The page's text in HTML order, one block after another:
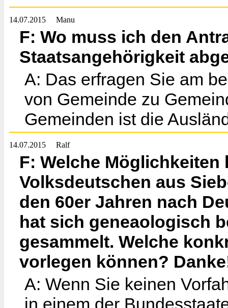
14.07.2015 Manu
F: Wo muss ich den
Staatsangehörigkeit
A: Das erfragen Sie am
von Gemeinde zu
Gemeinden ist die
14.07.2015 Ralf
F: Welche
Volksdeutschen aus
den 60er Jahren nach
hat sich geneaologisch
gesammelt. Welche
vorlegen können?
A: Wenn Sie keinen
in einem der